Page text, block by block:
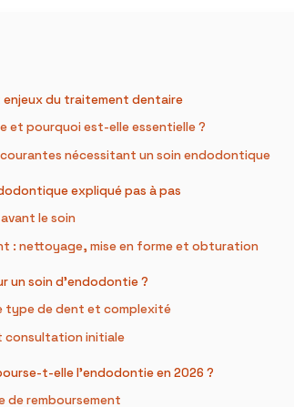
enjeux du traitement dentaire
et pourquoi est-elle essentielle ?
nécessitant un soin endodontique
expliqué pas à pas
le soin
: nettoyage, mise en forme et obturation
un soin d’endodontie ?
type de dent et complexité
consultation initiale
t-elle l’endodontie en 2026 ?
de remboursement